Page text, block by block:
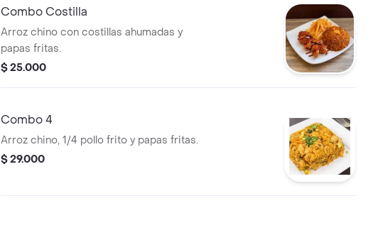
Combo Costilla
Arroz chino con costillas ahumadas y
papas fritas.
$ 25.000
Combo 4
Arroz chino, 1/4 pollo frito y papas fritas.
$ 29.000